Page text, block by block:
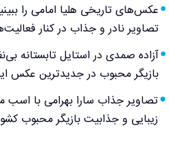
عکس‌های تاریخی هلیا امامی را
تصاویر نادر و جذاب در کنار
آزاده صمدی در استایل تابستانه
بازیگر محبوب در جدیدترین عکس
تصاویر جذاب سارا بهرامی با اسب
زیبایی و جذابیت بازیگر محبوب